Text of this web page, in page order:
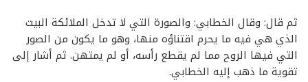
ثم قال: وقال الخطابي: والصورة التي لا تدخل الملائكة البيت
الذي هي فيه ما يحرم اقتناؤه منها، وهو ما يكون من الصور
التي فيها الروح مما لم يقطع رأسه، أو لم يمتهن. ثم أشار إلى
تقوية ما ذهب إليه الخطابي.